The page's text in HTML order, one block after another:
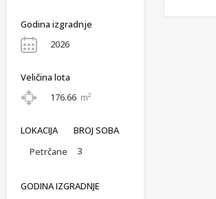
Godina izgradnje
2026
Veličina lota
176.66 m²
LOKACIJA
Petrčane
BROJ SOBA
3
GODINA IZGRADNJE